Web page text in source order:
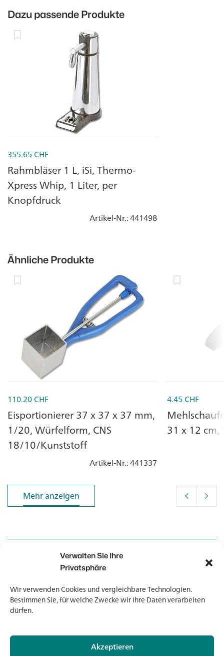
Verwalten Sie Ihre
Privatsphäre
Wir verwenden Cookies und vergleichbare Technologien.
Bestimmen Sie, für welche Zwecke wir Ihre Daten verarbeiten
dürfen.
Akzeptieren
Dazu passende Produkte
355.65 CHF
Rahmbläser 1 L, iSi, Thermo-
Xpress Whip, 1 Liter, per
Knopfdruck
Artikel-Nr.: 441498
Ähnliche Produkte
110.20CHF
Eisportionierer 37 x 37 x 37 mm,
1/20, Würfelform, CNS
18/10/Kunststoff
Artikel-Nr.: 441337
4.45 CHF
31 x 12 cm,
Mehr anzeigen
Mehr anzeigen
Kontakt
Kontakt
Newsletter
Newsletter